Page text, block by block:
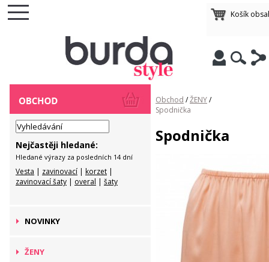
Košík
Nejčastěji hledané:
Hledané výrazy za posledních 14 dní
Vesta | zavinovací | korzet |
zavinovací šaty | overal | šaty
NOVINKY
ŽENY
Obchod /ŽENY/
Spodnička
Spodnička